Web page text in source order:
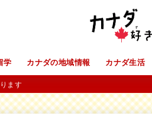
学 カナダの地域情報 カナダ生活
ます